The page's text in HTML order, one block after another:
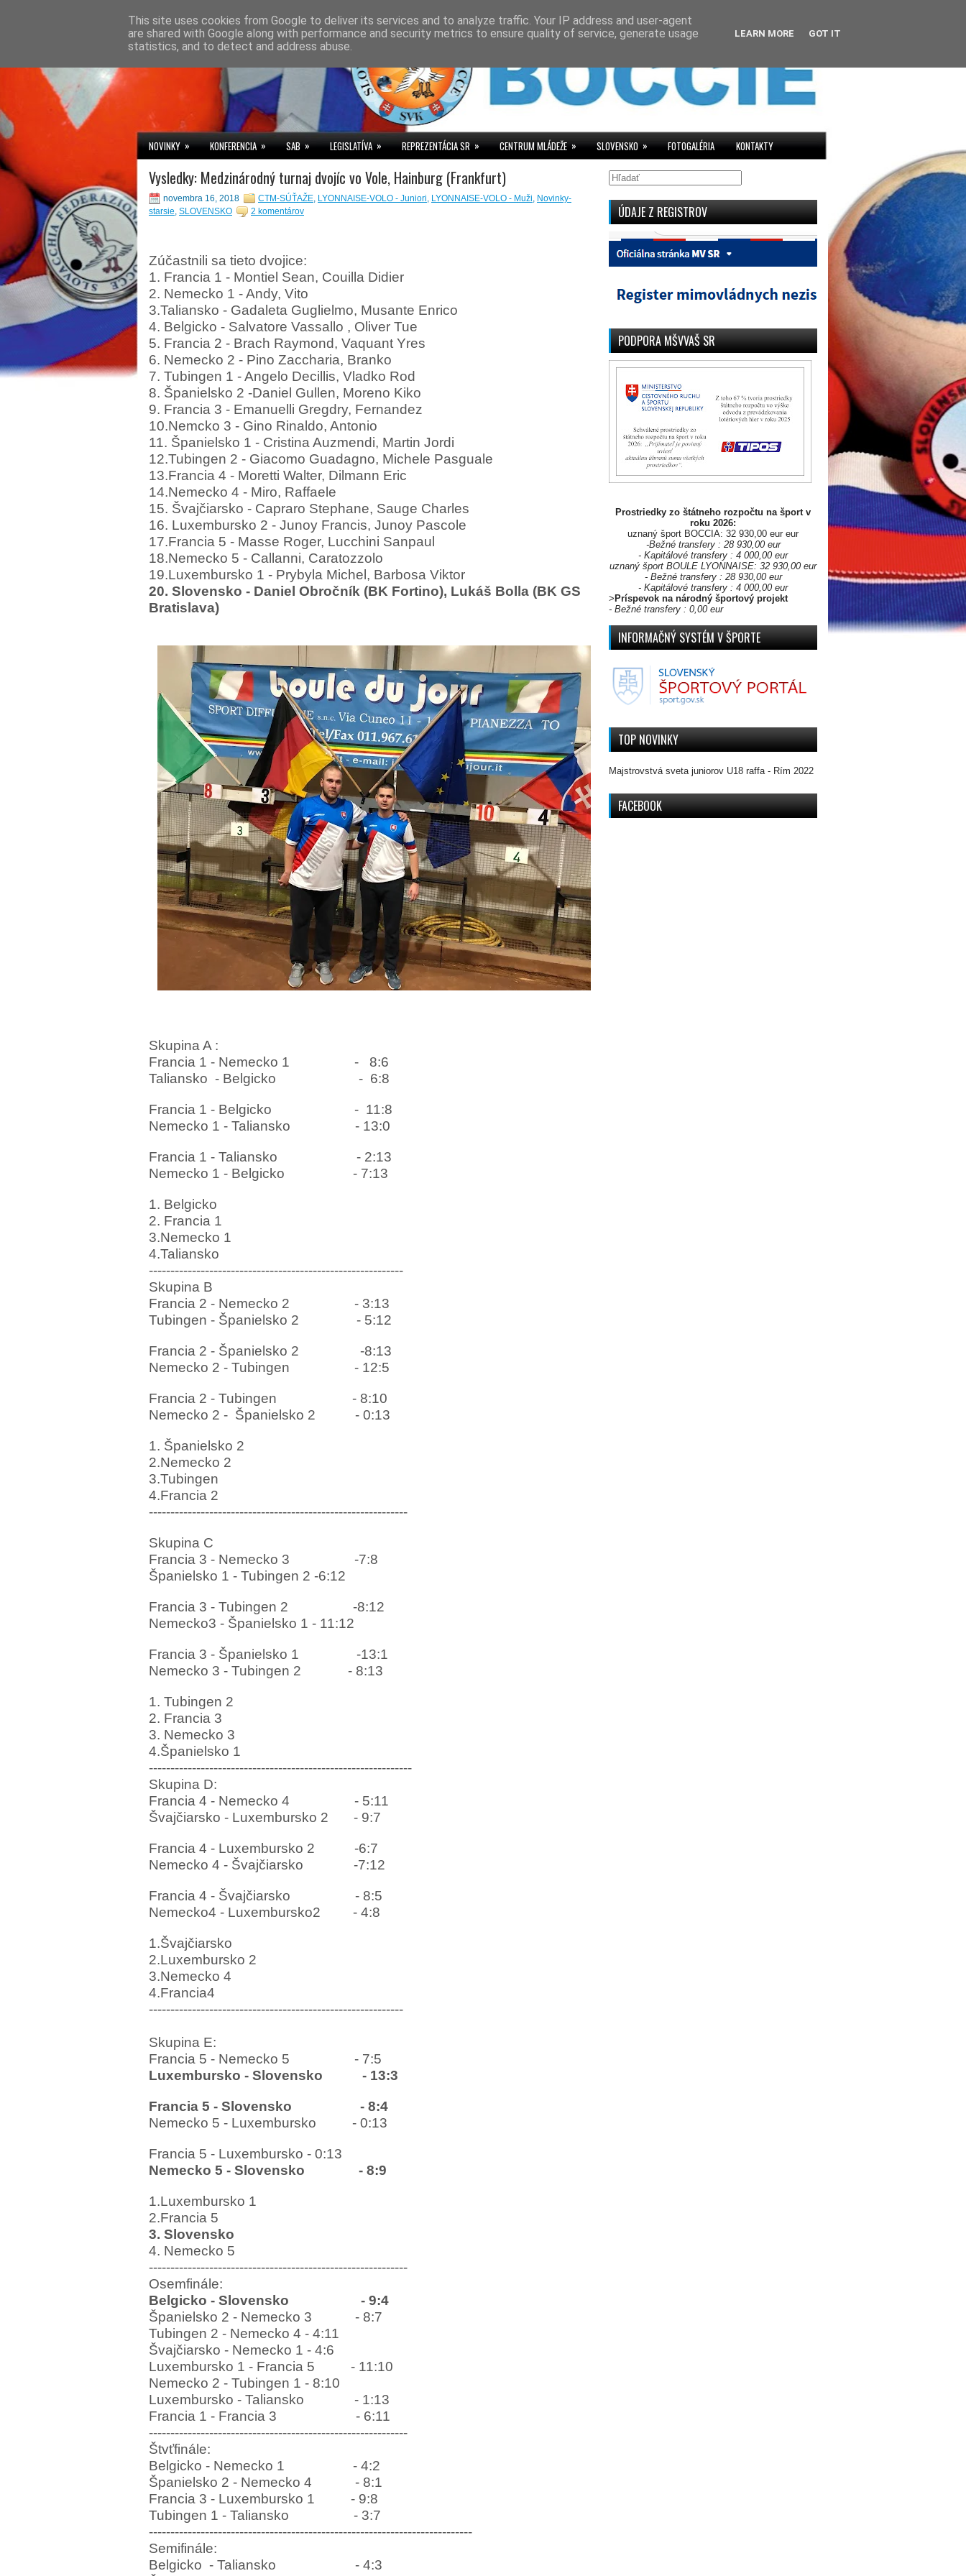
NOVINKY » KONFERENCIA » SAB » LEGISLATÍVA » REPREZENTÁCIA SR » CENTRUM MLÁDEŽE » SLOVENSKO » FOTOGALÉRIA KONTAKTY
Vysledky: Medzinárodný turnaj dvojíc vo Vole, Hainburg (Frankfurt)
novembra 16, 2018 CTM-SÚŤAŽE, LYONNAISE-VOLO - Juniori, LYONNAISE-VOLO - Muži, Novinky-
starsie, SLOVENSKO 2 komentárov
Zúčastnili sa tieto dvojice:
1. Francia 1 - Montiel Sean, Couilla Didier
2. Nemecko 1 - Andy, Vito
3.Taliansko - Gadaleta Guglielmo, Musante Enrico
4. Belgicko - Salvatore Vassallo , Oliver Tue
5. Francia 2 - Brach Raymond, Vaquant Yres
6. Nemecko 2 - Pino Zaccharia, Branko
7. Tubingen 1 - Angelo Decillis, Vladko Rod
8. Španielsko 2 -Daniel Gullen, Moreno Kiko
9. Francia 3 - Emanuelli Gregdry, Fernandez
10.Nemcko 3 - Gino Rinaldo, Antonio
11. Španielsko 1 - Cristina Auzmendi, Martin Jordi
12.Tubingen 2 - Giacomo Guadagno, Michele Pasguale
13.Francia 4 - Moretti Walter, Dilmann Eric
14.Nemecko 4 - Miro, Raffaele
15. Švajčiarsko - Capraro Stephane, Sauge Charles
16. Luxembursko 2 - Junoy Francis, Junoy Pascole
17.Francia 5 - Masse Roger, Lucchini Sanpaul
18.Nemecko 5 - Callanni, Caratozzolo
19.Luxembursko 1 - Prybyla Michel, Barbosa Viktor
20. Slovensko - Daniel Obročník (BK Fortino), Lukáš Bolla (BK GS
Bratislava)
Skupina A :
Francia 1 - Nemecko 1
-
8:6
Taliansko - Belgicko - 6:8
Francia 1 - Belgicko - 11:8
Nemecko 1 - Taliansko
- 13:0
Francia 1 - Taliansko
- 2:13
Nemecko 1 - Belgicko
- 7:13
1. Belgicko
2. Francia 1
3.Nemecko 1
4.Taliansko
-----------------------------------------------------------
Skupina B
Francia 2 - Nemecko 2
- 3:13
Tubingen - Španielsko 2
- 5:12
Francia 2 - Španielsko 2
-8:13
Nemecko 2 - Tubingen
- 12:5
Francia 2 - Tubingen
- 8:10
Nemecko 2 - Španielsko 2 - 0:13
1. Španielsko 2
2.Nemecko 2
3.Tubingen
4.Francia 2
------------------------------------------------------------
Skupina C
Francia 3 - Nemecko 3
-7:8
Španielsko 1 - Tubingen 2 -6:12
Francia 3 - Tubingen 2
-8:12
Nemecko3 - Španielsko 1 - 11:12
Francia 3 - Španielsko 1
-13:1
Nemecko 3 - Tubingen 2
- 8:13
1. Tubingen 2
2. Francia 3
3. Nemecko 3
4.Španielsko 1
-------------------------------------------------------------
Skupina D:
Francia 4 - Nemecko 4
- 5:11
Švajčiarsko - Luxembursko 2
- 9:7
Francia 4 - Luxembursko 2
-6:7
Nemecko 4 - Švajčiarsko
-7:12
Francia 4 - Švajčiarsko
- 8:5
Nemecko4 - Luxembursko2
- 4:8
1.Švajčiarsko
2.Luxembursko 2
3.Nemecko 4
4.Francia4
-----------------------------------------------------------
Skupina E:
Francia 5 - Nemecko 5
- 7:5
Luxembursko - Slovensko
- 13:3
Francia 5 - Slovensko
- 8:4
Nemecko 5 - Luxembursko
- 0:13
Francia 5 - Luxembursko - 0:13
Nemecko 5 - Slovensko
- 8:9
1.Luxembursko 1
2.Francia 5
3. Slovensko
4. Nemecko 5
------------------------------------------------------------
Osemfinále:
Belgicko - Slovensko
- 9:4
Španielsko 2 - Nemecko 3
- 8:7
Tubingen 2 - Nemecko 4 - 4:11
Švajčiarsko - Nemecko 1 - 4:6
Luxembursko 1 - Francia 5
- 11:10
Nemecko 2 - Tubingen 1 - 8:10
Luxembursko - Taliansko
- 1:13
Francia 1 - Francia 3
- 6:11
------------------------------------------------------------
Štvťfinále:
Belgicko - Nemecko 1
- 4:2
Španielsko 2 - Nemecko 4
- 8:1
Francia 3 - Luxembursko 1
- 9:8
Tubingen 1 - Taliansko
- 3:7
---------------------------------------------------------------------------
Semifinále:
Belgicko - Taliansko
- 4:3
ÚDAJE Z REGISTROV
PODPORA MŠVVAŠ SR
Prostriedky zo štátneho rozpočtu na šport v
roku 2026:
uznaný šport BOCCIA: 32 930,00 eur eur
-Bežné transfery : 28 930,00 eur
- Kapitálové transfery : 4 000,00 eur
uznaný šport BOULE LYONNAISE: 32 930,00 eur
- Bežné transfery : 28 930,00 eur
- Kapitálové transfery : 4 000,00 eur
> Príspevok na národný športový projekt
- Bežné transfery : 0,00 eur
INFORMAČNÝ SYSTÉM V ŠPORTE
TOP NOVINKY
Majstrovstvá sveta juniorov U18 raffa - Rím 2022
FACEBOOK
This site uses cookies from Google to deliver its services and to analyze traffic. Your IP address and user-agent
are shared with Google along with performance and security metrics to ensure quality of service, generate usage
statistics, and to detect and address abuse.
LEARN MORE GOT IT